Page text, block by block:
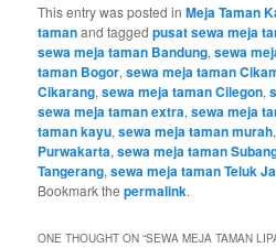
This entry was posted inMeja Taman
tamanand taggedpusat sewa meja
sewa meja taman Bandung,sewa
taman Bogor,sewa meja taman
Cikarang,sewa meja taman Cilegon,
sewa meja taman extra,sewa meja
taman kayu,sewa meja taman murah
Purwakarta,sewa meja taman
Tangerang,sewa meja taman Teluk
Bookmark thepermalink.
ONE THOUGHT ON “SEWA MEJA TAMAN